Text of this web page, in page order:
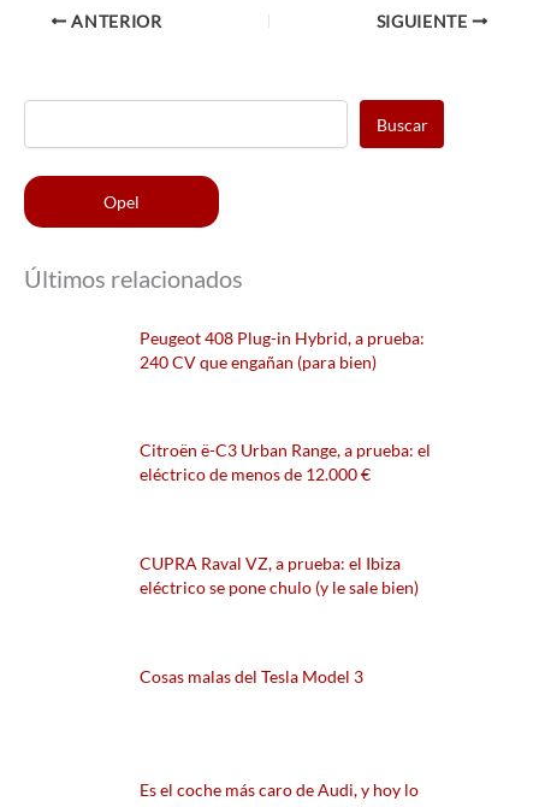
ANTERIOR SIGUIENTE
Buscar
Opel
Últimos relacionados
Peugeot 408 Plug-in Hybrid, a prueba:
240 CV que engañan (para bien)
Citroën ë-C3 Urban Range, a prueba: el
eléctrico de menos de 12.000 €
CUPRA Raval VZ, a prueba: el Ibiza
eléctrico se pone chulo (y le sale bien)
Cosas malas del Tesla Model 3
Es el coche más caro de Audi, y hoy lo